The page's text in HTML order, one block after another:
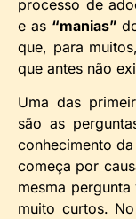
processo de
e as “manias”
que, para
que antes não
Uma das
são as
conhecimento
começa por
mesma
muito curtos.